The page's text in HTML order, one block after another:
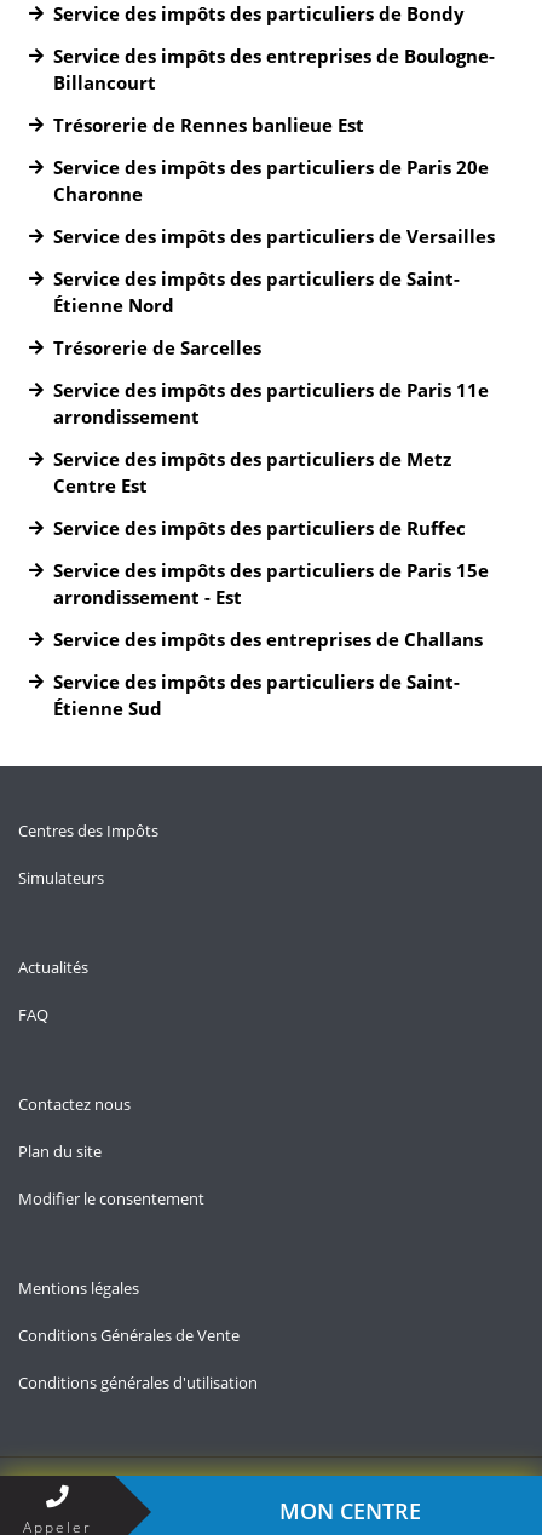
Service des impôts des particuliers de Bondy
Service des impôts des entreprises de Boulogne-
Billancourt
Trésorerie de Rennes banlieue Est
Service des impôts des particuliers de Paris 20e
Charonne
Service des impôts des particuliers de Versailles
Service des impôts des particuliers de Saint-
Étienne Nord
Trésorerie de Sarcelles
Service des impôts des particuliers de Paris 11e
arrondissement
Service des impôts des particuliers de Metz
Centre Est
Service des impôts des particuliers de Ruffec
Service des impôts des particuliers de Paris 15e
arrondissement - Est
Service des impôts des entreprises de Challans
Service des impôts des particuliers de Saint-
Étienne Sud
Centres des Impôts
Simulateurs
Actualités
FAQ
Contactez nous
Plan du site
Modifier le consentement
Mentions légales
Conditions Générales de Vente
Conditions générales d'utilisation
Copyright © 2026 — Contact-impots.fr
Appeler
MON CENTRE